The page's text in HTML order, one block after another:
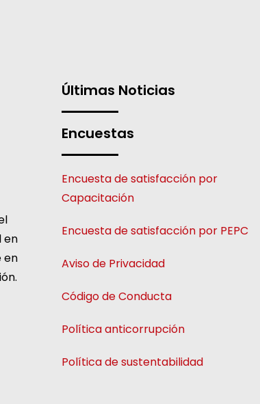
en
en
Últimas Noticias
Encuestas
Encuesta de satisfacción por
Capacitación
Encuesta de satisfacción por PEPC
Aviso de Privacidad
Código de Conducta
Política anticorrupción
Política de sustentabilidad